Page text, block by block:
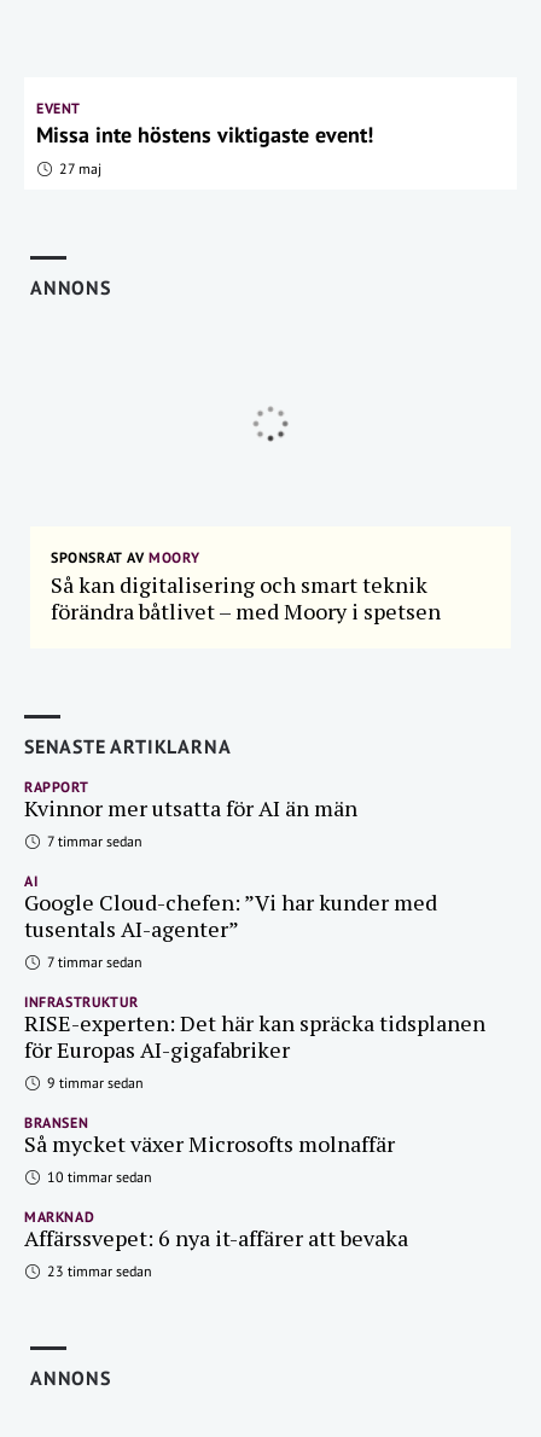
EVENT
Missa inte höstens viktigaste event!
27 maj
ANNONS
SPONSRAT AVMOORY
Så kan digitalisering och smart teknik
förändra båtlivet – med Moory i spetsen
SENASTE ARTIKLARNA
RAPPORT
Kvinnor mer utsatta för AI än män
7 timmar sedan
AI
Google Cloud-chefen: ”Vi har kunder med
tusentals AI-agenter”
7 timmar sedan
INFRASTRUKTUR
RISE-experten: Det här kan spräcka tidsplanen
för Europas AI-gigafabriker
9 timmar sedan
BRANSEN
Så mycket växer Microsofts molnaffär
10 timmar sedan
MARKNAD
Affärssvepet: 6 nya it-affärer att bevaka
23 timmar sedan
ANNONS